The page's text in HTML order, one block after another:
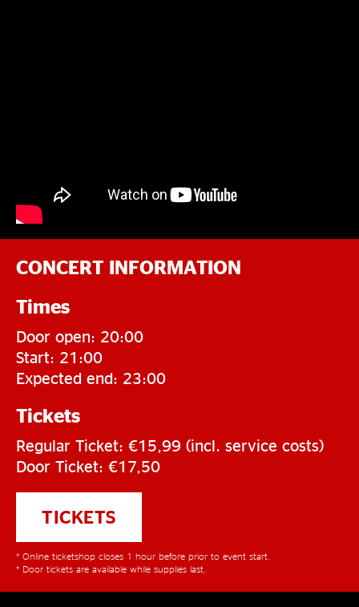
CONCERT INFORMATION
Times
Door open: 20:00
Start: 21:00
Expected end: 23:00
Tickets
Regular Ticket: €15,99 (incl. service costs)
Door Ticket: €17,50
TICKETS
* Online ticketshop closes 1 hour before prior to event start.
* Door tickets are available while supplies last.